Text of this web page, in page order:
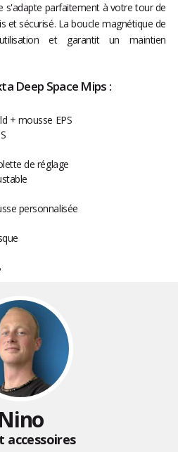
s'adapte parfaitement à votre tour de
et sécurisé. La boucle magnétique de
et garantit un maintien
Deep Space Mips :
+ mousse EPS
de réglage
personnalisée
Nino
accessoires